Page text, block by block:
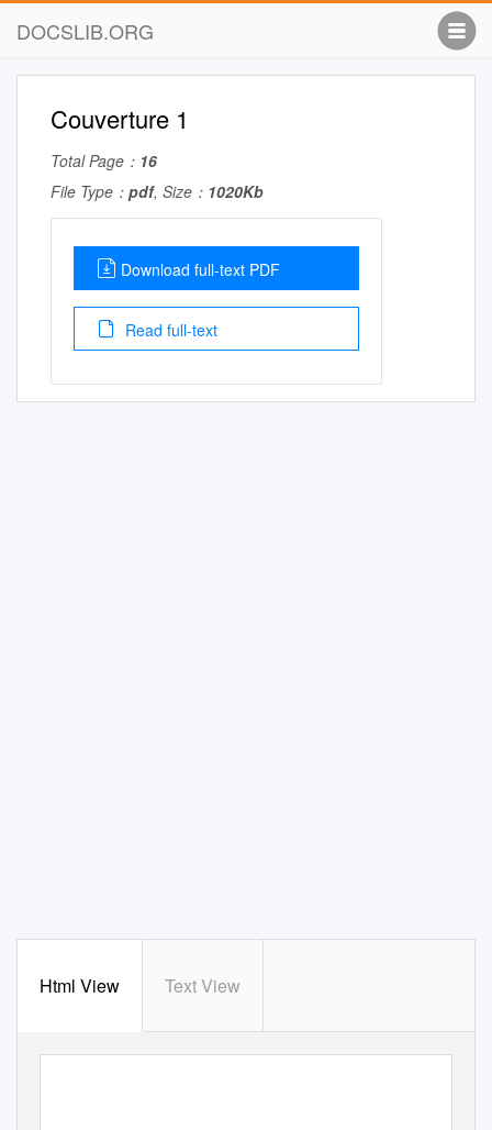
DOCSLIB.ORG
Couverture 1
Total Page： 16
File Type： pdf, Size： 1020Kb
Download full-text PDF
Read full-text
Html View Text View